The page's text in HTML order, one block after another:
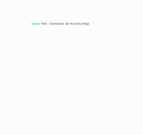
Grüner Pixel - Sichtbarkeit, die Wurzeln schlägt